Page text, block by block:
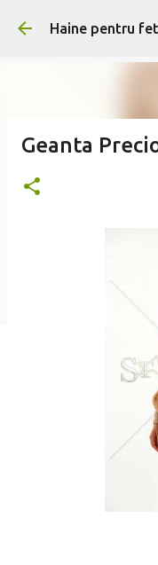
Treceți
Haine pentru
Geanta